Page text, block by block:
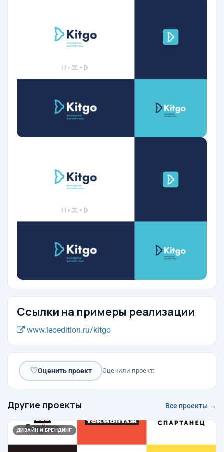
Ссылки на примеры реализации
www.leoedition.ru/kitgo
♡Оценить проект Оценили проект:
Другие проекты Все проекты →
ДИЗАЙН И БРЕНДИНГ